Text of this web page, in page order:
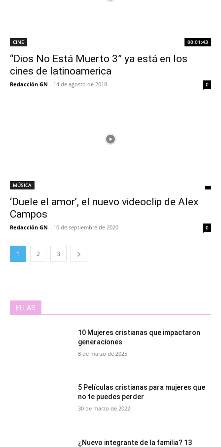
CINE 00:01:43
“Dios No Está Muerto 3” ya está en los
cines de latinoamerica
Redacción GN - 14 de agosto de 2018 0
MÚSICA
‘Duele el amor’, el nuevo videoclip de Alex
Campos
Redacción GN - 10 de septiembre de 2020 0
1 2 3
ELLAS
10 Mujeres cristianas que impactaron
generaciones
8 de marzo de 2025
5 Películas cristianas para mujeres que
no te puedes perder
30 de marzo de 2022
¿Nuevo integrante de la familia? 13